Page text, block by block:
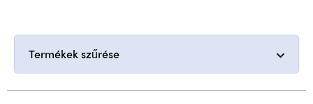
Termékek szűrése